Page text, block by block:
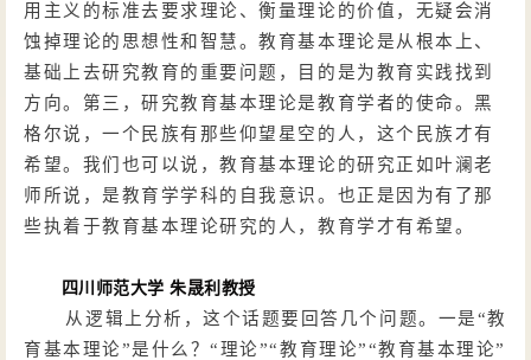
用主义的标准去要求理论、衡量理论的价值，无疑会消
蚀掉理论的思想性和智慧。教育基本理论是从根本上、
基础上去研究教育的重要问题，目的是为教育实践找到
方向。第三，研究教育基本理论是教育学者的使命。黑
格尔说，一个民族有那些仰望星空的人，这个民族才有
希望。我们也可以说，教育基本理论的研究正如叶澜老
师所说，是教育学学科的自我意识。也正是因为有了那
些执着于教育基本理论研究的人，教育学才有希望。
四川师范大学 朱晟利教授
从逻辑上分析，这个话题要回答几个问题。一是“教
育基本理论”是什么？“理论”“教育理论”“教育基本理论”